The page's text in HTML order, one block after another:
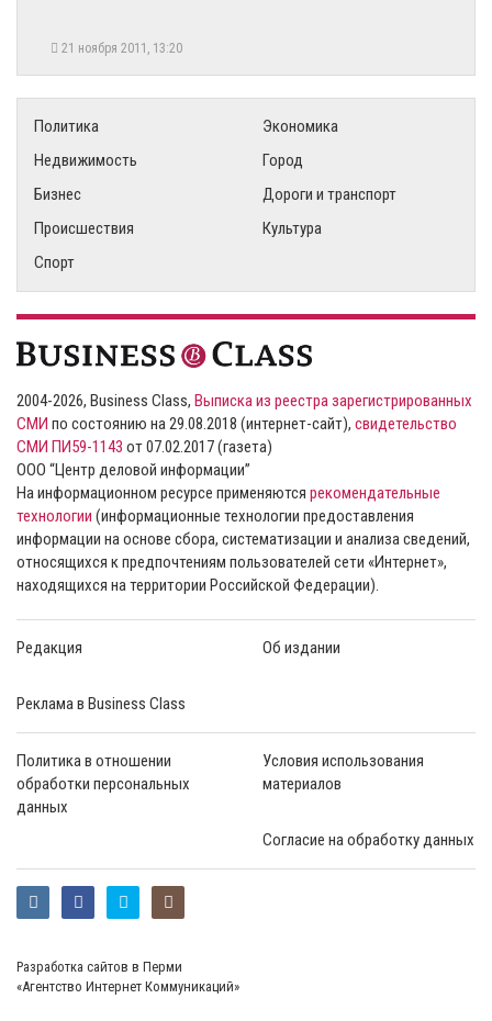
21 ноября 2011, 13:20
Политика
Экономика
Недвижимость
Город
Бизнес
Дороги и транспорт
Происшествия
Культура
Спорт
2004-2026, Business Class, Выписка из реестра зарегистрированных
СМИ по состоянию на 29.08.2018 (интернет-сайт), свидетельство
СМИ ПИ59-1143 от 07.02.2017 (газета)
ООО “Центр деловой информации”
На информационном ресурсе применяются рекомендательные
технологии (информационные технологии предоставления
информации на основе сбора, систематизации и анализа сведений,
относящихся к предпочтениям пользователей сети «Интернет»,
находящихся на территории Российской Федерации).
Редакция Об издании
Реклама в Business Class
Политика в отношении
обработки персональных
данных
Условия использования
материалов
Согласие на обработку данных
Разработка сайтов в Перми
«Агентство Интернет Коммуникаций»